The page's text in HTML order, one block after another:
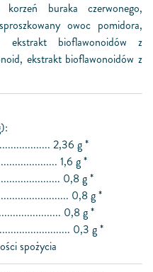
korzeń buraka czerwonego,
owoc pomidora,
ekstrakt bioflawonoidów z
ekstrakt bioflawonoidów z
2,36 g *
1,6 g *
0,8 g *
0,8 g *
0,8 g *
0,3 g *
spożycia